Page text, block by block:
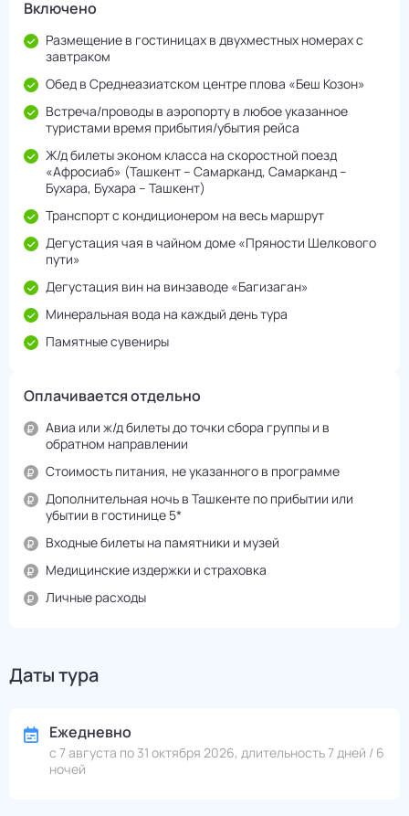
Включено
Размещение в гостиницах в двухместных номерах с
завтраком
Обед в Среднеазиатском центре плова «Беш Козон»
Встреча/проводы в аэропорту в любое указанное
туристами время прибытия/убытия рейса
Ж/д билеты эконом класса на скоростной поезд
«Афросиаб» (Ташкент – Самарканд, Самарканд –
Бухара, Бухара – Ташкент)
Транспорт с кондиционером на весь маршрут
Дегустация чая в чайном доме «Пряности Шелкового
пути»
Дегустация вин на винзаводе «Багизаган»
Минеральная вода на каждый день тура
Памятные сувениры
Оплачивается отдельно
Авиа или ж/д билеты до точки сбора группы и в
обратном направлении
Стоимость питания, не указанного в программе
Дополнительная ночь в Ташкенте по прибытии или
убытии в гостинице 5*
Входные билеты на памятники и музей
Медицинские издержки и страховка
Личные расходы
Даты тура
Ежедневно
с 7 августа по 31 октября 2026, длительность 7 дней / 6
ночей